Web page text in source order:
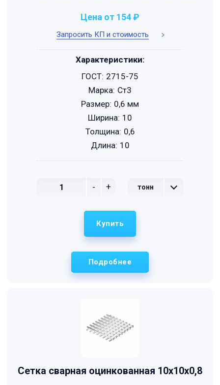
Запросить КП и стоимость
Цена от 154 ₽
- + тонн
Характеристики:
ГОСТ: 2715-75
Марка: Ст3
Размер: 0,6 мм
Ширина: 10
Толщина: 0,6
Длина: 10
Подробнее
Купить
Сетка сварная оцинкованная 10х10х0,8